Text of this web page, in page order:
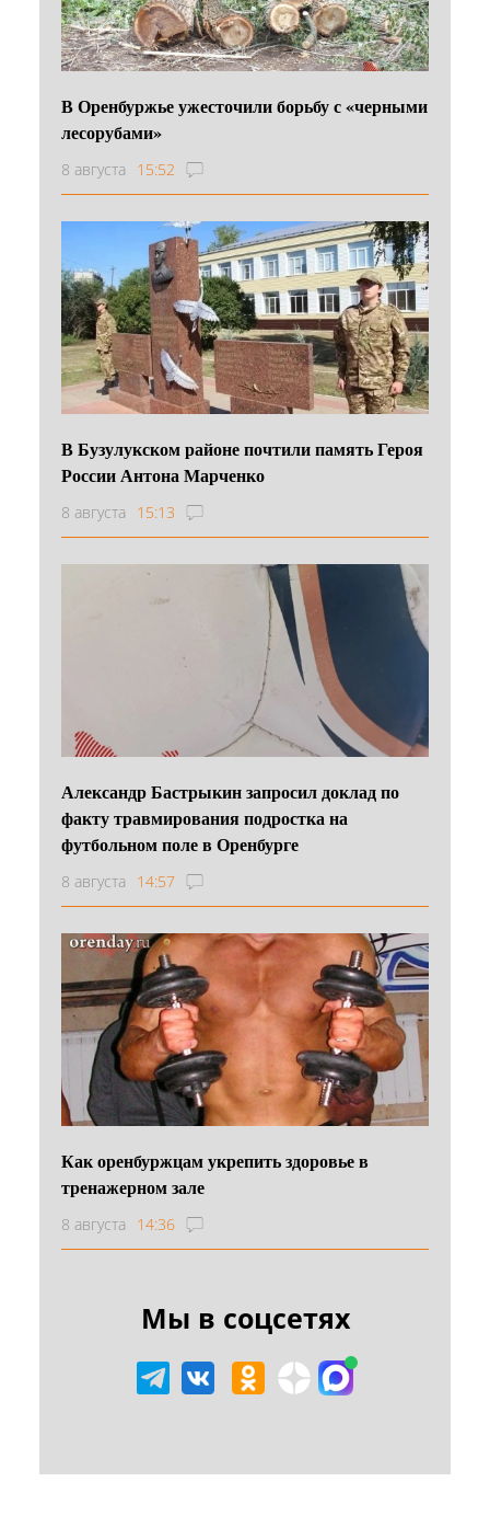
В Оренбуржье ужесточили борьбу с «черными
лесорубами»
8 августа 15:52
В Бузулукском районе почтили память Героя
России Антона Марченко
8 августа 15:13
Александр Бастрыкин запросил доклад по
факту травмирования подростка на
футбольном поле в Оренбурге
8 августа 14:57
Как оренбуржцам укрепить здоровье в
тренажерном зале
8 августа 14:36
Мы в соцсетях